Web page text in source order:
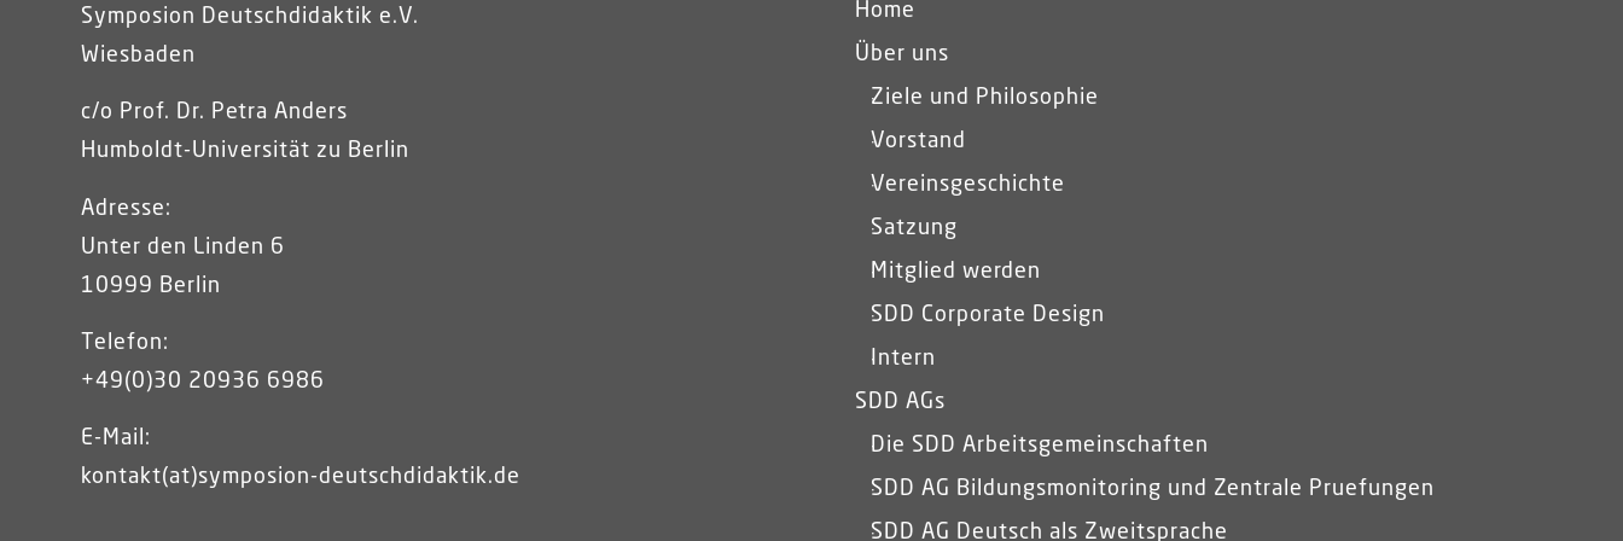
Symposion Deutschdidaktik e.V.
Wiesbaden
c/o Prof. Dr. Petra Anders
Humboldt-Universität zu Berlin
Adresse:
Unter den Linden 6
10999 Berlin
Telefon:
+49(0)30 20936 6986
E-Mail:
kontakt(at)symposion-deutschdidaktik.de
Home
Über uns
Ziele und Philosophie
Vorstand
Vereinsgeschichte
Satzung
Mitglied werden
SDD Corporate Design
Intern
SDD AGs
Die SDD Arbeitsgemeinschaften
SDD AG Bildungsmonitoring und Zentrale Pruefungen
SDD AG Deutsch als Zweitsprache